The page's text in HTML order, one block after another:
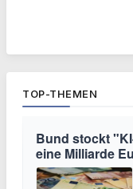
TOP-THEMEN
Bund stockt
eine Milliarde